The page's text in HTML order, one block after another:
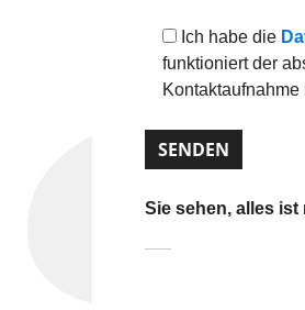
s
e
d
a
s
e
Ich habe die
funktioniert der
Sie sehen, alles ist